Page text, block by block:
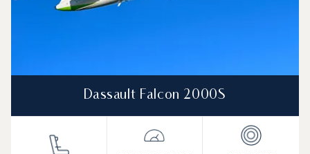
Dassault Falcon 2000S